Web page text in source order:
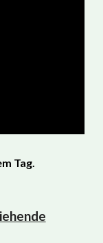
Tag.